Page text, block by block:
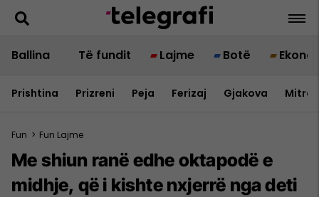
Ballina Të fundit Lajme Botë
Prishtina Prizreni Peja Ferizaj Gjakova
Fun > Fun Lajme
Me shiun ranë edhe oktapodë e
midhje, që i kishte nxjerrë nga deti